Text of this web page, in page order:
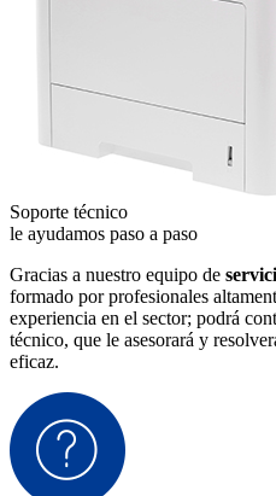
Soporte técnico
le ayudamos paso a paso
Gracias a nuestro equipo de
formado por profesionales
experiencia en el sector; podrá
técnico, que le asesorará y
eficaz.